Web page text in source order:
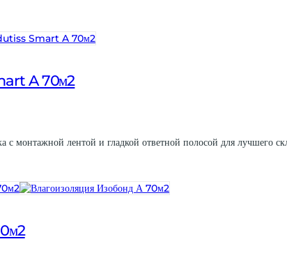
A 70м2
с монтажной лентой и гладкой ответной полосой для лучшего